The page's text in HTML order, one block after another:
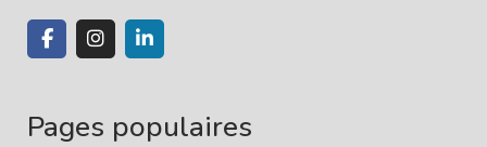
Pages populaires